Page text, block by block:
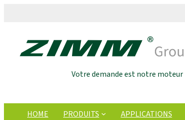
Votre demande est notre moteur
HOME PRODUITS APPLICATIONS